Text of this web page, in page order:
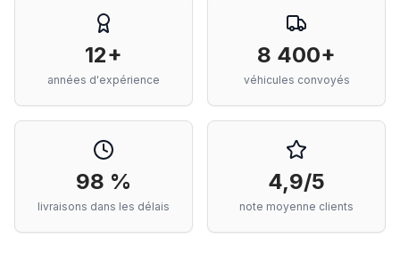
12+
années d'expérience
8 400+
véhicules convoyés
98 %
livraisons dans les délais
4,9/5
note moyenne clients